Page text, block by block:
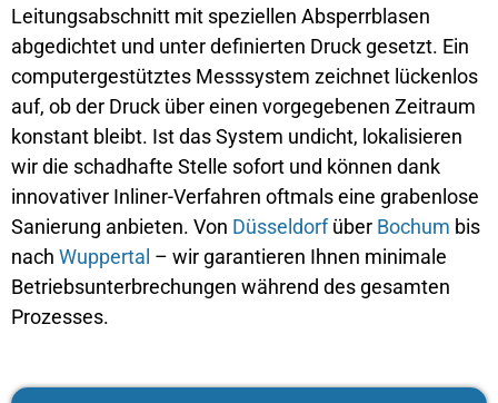
Leitungsabschnitt mit speziellen Absperrblasen
abgedichtet und unter definierten Druck gesetzt. Ein
computergestütztes Messsystem zeichnet lückenlos
auf, ob der Druck über einen vorgegebenen Zeitraum
konstant bleibt. Ist das System undicht, lokalisieren
wir die schadhafte Stelle sofort und können dank
innovativer Inliner-Verfahren oftmals eine grabenlose
Sanierung anbieten. Von Düsseldorfüber Bochum bis
nach Wuppertal – wir garantieren Ihnen minimale
Betriebsunterbrechungen während des gesamten
Prozesses.